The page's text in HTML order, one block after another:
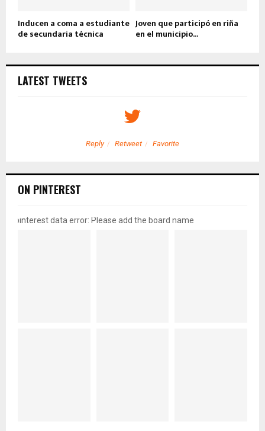
Inducen a coma a estudiante
de secundaria técnica
Joven que participó en riña
en el municipio...
LATEST TWEETS
Reply Retweet Favorite
ON PINTEREST
pinterest data error: Please add the board name